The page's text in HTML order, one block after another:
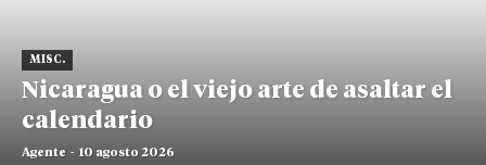
MISC.
Nicaragua o el viejo arte de asaltar el
calendario
Agente - 10 agosto 2026